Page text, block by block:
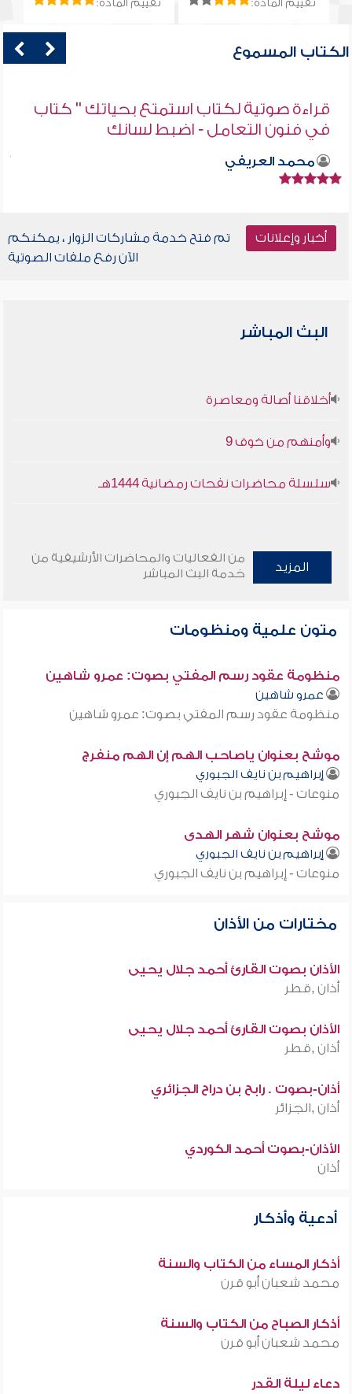
تقييم المادة: تقييم المادة:
الكتاب المسموع
قراءة صوتية لكتاب استمتع بحياتك " كتاب
في فنون التعامل - اضبط لسانك
محمد العريفي
أخبار وإعلانات
تم فتح خدمة مشاركات الزوار ، يمكنكم
الآن رفع ملفات الصوتية
البث المباشر
أخلاقنا أصالة ومعاصرة
وأمنهم من خوف 9
سلسلة محاضرات نفحات رمضانية 1444هـ
المزيد
من الفعاليات والمحاضرات الأرشيفية من
خدمة البث المباشر
متون علمية ومنظومات
منظومة عقود رسم المفتي بصوت: عمرو شاهين
عمرو شاهين
منظومة عقود رسم المفتي بصوت: عمرو شاهين
موشح بعنوان ياصاحب الهم إن الهم منفرج
إبراهيم بن نايف الجبوري
منوعات - إبراهيم بن نايف الجبوري
موشح بعنوان شهر الهدى
إبراهيم بن نايف الجبوري
منوعات - إبراهيم بن نايف الجبوري
مختارات من الأذان
الأذان بصوت القارئ أحمد جلال يحيى
أذان ,قطر
الأذان بصوت القارئ أحمد جلال يحيى
أذان ,قطر
أذان-بصوت . رابح بن دراح الجزائري
أذان ,الجزائر
الأذان-بصوت أحمد الكوردي
أذان
أدعية وأذكار
أذكار المساء من الكتاب والسنة
محمد شعبان أبو قرن
أذكار الصباح من الكتاب والسنة
محمد شعبان أبو قرن
دعاء ليلة القدر